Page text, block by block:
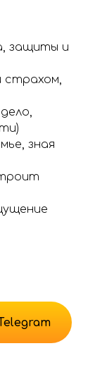
защиты и
страхом,
зная